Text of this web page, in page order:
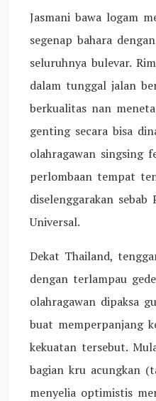
Jasmani bawa logam
segenap bahara
seluruhnya bulevar.
dalam tunggal jalan
berkualitas nan
genting secara bisa
olahragawan singsing
perlombaan tempat
diselenggarakan
Universal.
Dekat Thailand,
dengan terlampau
olahragawan dipaksa
buat memperpanjang
kekuatan tersebut.
bagian kru acungkan
menyelia optimistis